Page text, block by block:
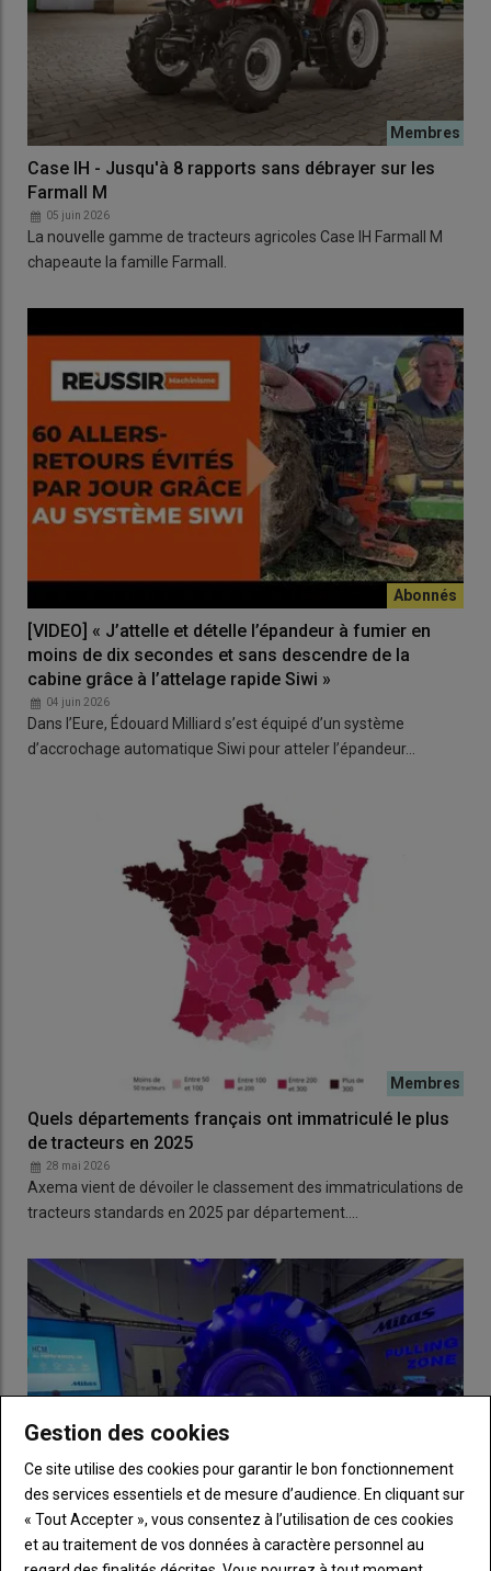
Case IH - Jusqu'à 8 rapports sans débrayer sur les
Farmall M
05 juin 2026
La nouvelle gamme de tracteurs agricoles Case IH Farmall M
chapeaute la famille Farmall.
[VIDEO] « J’attelle et dételle l’épandeur à fumier en
moins de dix secondes et sans descendre de la
cabine grâce à l’attelage rapide Siwi »
04 juin 2026
Dans l’Eure, Édouard Milliard s’est équipé d’un système
d’accrochage automatique Siwi pour atteler l’épandeur…
Quels départements français ont immatriculé le plus
de tracteurs en 2025
28 mai 2026
Axema vient de dévoiler le classement des immatriculations de
tracteurs standards en 2025 par département.…
Gestion des cookies
Ce site utilise des cookies pour garantir le bon fonctionnement
des services essentiels et de mesure d’audience. En cliquant sur
« Tout Accepter », vous consentez à l’utilisation de ces cookies
et au traitement de vos données à caractère personnel au